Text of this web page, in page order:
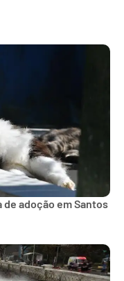
adoção em Santos